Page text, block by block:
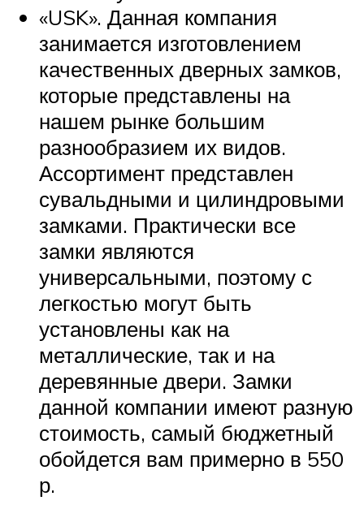
«USK». Данная компания
занимается изготовлением
качественных дверных замков,
которые представлены на
нашем рынке большим
разнообразием их видов.
Ассортимент представлен
сувальдными и цилиндровыми
замками. Практически все
замки являются
универсальными, поэтому с
легкостью могут быть
установлены как на
металлические, так и на
деревянные двери. Замки
данной компании имеют разную
стоимость, самый бюджетный
обойдется вам примерно в 550
р.